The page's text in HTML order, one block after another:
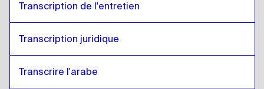
Transcription de l'entretien
Transcription juridique
Transcrire l'arabe